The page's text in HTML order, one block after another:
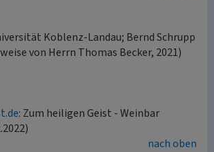
Koblenz-Landau; Bernd Schrupp
von Herrn Thomas Becker, 2021)
: Zum heiligen Geist - Weinbar
nach oben